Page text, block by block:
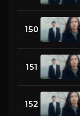
150
151
152